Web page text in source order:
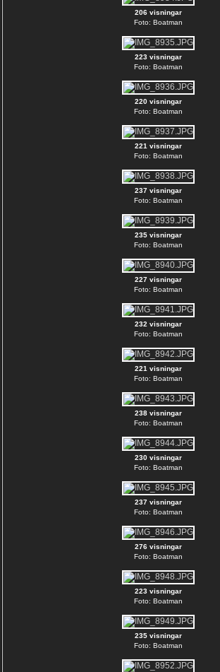
206 visningar
Foto: Boatman
223 visningar
Foto: Boatman
220 visningar
Foto: Boatman
221 visningar
Foto: Boatman
237 visningar
Foto: Boatman
235 visningar
Foto: Boatman
227 visningar
Foto: Boatman
232 visningar
Foto: Boatman
221 visningar
Foto: Boatman
238 visningar
Foto: Boatman
230 visningar
Foto: Boatman
237 visningar
Foto: Boatman
276 visningar
Foto: Boatman
223 visningar
Foto: Boatman
235 visningar
Foto: Boatman